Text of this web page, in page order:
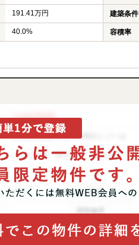
191.41万円 建築条件
40.0% 容積率